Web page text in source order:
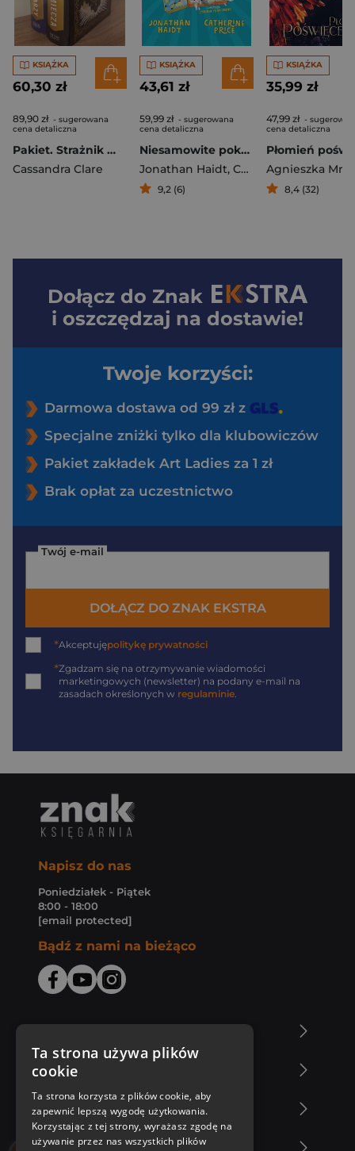
KSIĄŻKA
60,30 zł
89,90 zł - sugerowana
cena detaliczna
Pakiet. Strażnik miecza+Król Szmaciarzy
Cassandra Clare
KSIĄŻKA
43,61 zł
59,99 zł - sugerowana
cena detaliczna
Niesamowite pokolenie. Przewodnik po zabawie i wolności w świecie pełnym ekranów
Jonathan Haidt, Catherine Price
9,2 (6)
KSIĄŻKA
35,99 zł
47,99 zł -
cena detaliczna
Agnieszka Mróz
8,4 (32)
Dołącz do Znak
i oszczędzaj na dostawie!
Twoje korzyści:
Darmowa dostawa od 99 zł z
Specjalne zniżki tylko dla klubowiczów
Pakiet zakładek Art Ladies za 1 zł
Brak opłat za uczestnictwo
Twój e-mail
DOŁĄCZ DO ZNAK EKSTRA
*Akceptujępolitykę prywatności
*Zgadzam się na otrzymywanie wiadomości
marketingowych (newsletter) na podany e-mail na
zasadach określonych w regulaminie
Napisz do nas
Poniedziałek - Piątek
8:00 - 18:00
[email protected]
Bądź z nami na bieżąco
Zakupy u nas
Nasza oferta
Ta strona używa plików
cookie
Ta strona korzysta z plików cookie, aby
zapewnić lepszą wygodę użytkowania.
Korzystając z tej strony, wyrażasz zgodę na
używanie przez nas wszystkich plików